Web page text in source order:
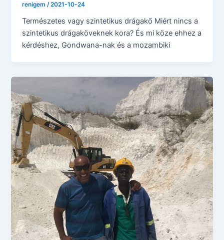
renigem/2021-10-24
Természetes vagy szintetikus drágakő Miért nincs a
szintetikus drágaköveknek kora? És mi köze ehhez a
kérdéshez, Gondwana-nak és a mozambiki